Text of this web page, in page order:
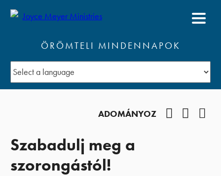
ÖRÖMTELI MINDENNAPOK
ADOMÁNYOZ
Szabadulj meg a
szorongástól!